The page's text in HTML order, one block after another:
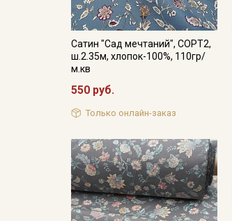
Сатин "Сад мечтаний", СОРТ2,
ш.2.35м, хлопок-100%, 110гр/
м.кв
550 руб.
Только онлайн-заказ